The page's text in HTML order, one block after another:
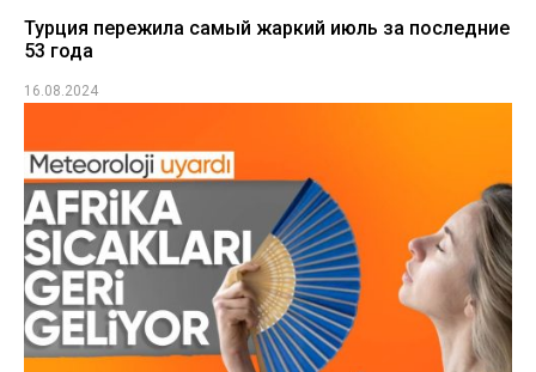
Турция пережила самый жаркий июль за последние
53 года
16.08.2024